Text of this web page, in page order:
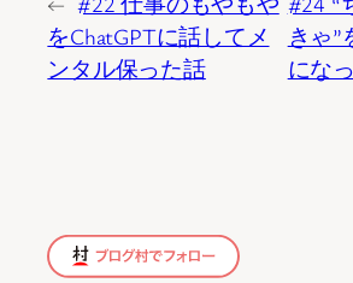
をChatGPTに話してメ
ンタル保った話
きゃ”
にな